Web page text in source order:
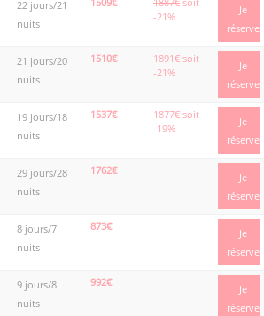
22 jours/21
nuits
-21%
Je
réserve
21 jours/20
nuits
1510€ 1891€ soit
-21%
Je
réserve
19 jours/18
nuits
1537€ 1877€ soit
-19%
Je
réserve
29 jours/28
nuits
1762€
Je
réserve
8 jours/7
nuits
873€
Je
réserve
9 jours/8
nuits
992€
Je
réserve